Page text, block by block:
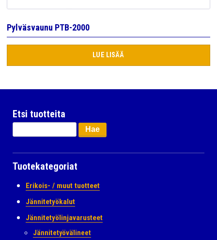
Pylväsvaunu PTB-2000
LUE LISÄÄ
Etsi tuotteita
Tuotekategoriat
Erikois- / muut tuotteet
Jännitetyökalut
Jännitetyölinjavarusteet
Jännitetyövälineet